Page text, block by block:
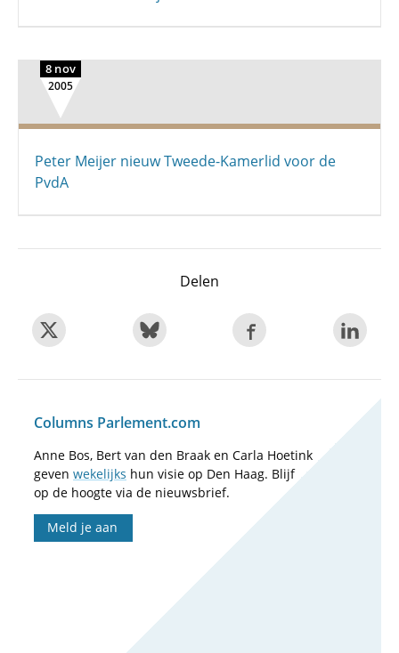
8 nov
2005
Peter Meijer nieuw Tweede-Kamerlid voor de
PvdA
Delen
Columns Parlement.com
Anne Bos, Bert van den Braak en Carla Hoetink
geven wekelijks hun visie op Den Haag. Blijf
op de hoogte via de nieuwsbrief.
Meld je aan